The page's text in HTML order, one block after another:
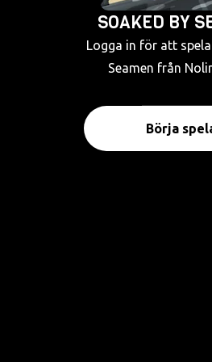
SOAKED BY
Logga in för att
Seamen från
Börja